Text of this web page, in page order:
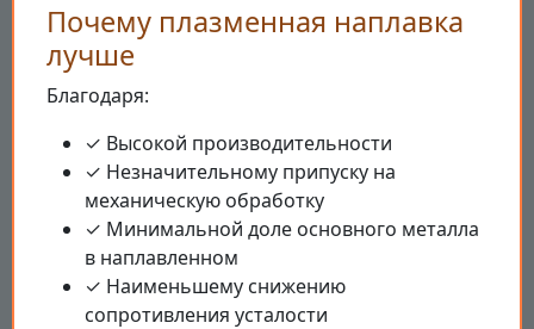
Почему плазменная наплавка
лучше
Благодаря:
✓ Высокой производительности
✓ Незначительному припуску на
механическую обработку
✓ Минимальной доле основного металла
в наплавленном
✓ Наименьшему снижению
сопротивления усталости